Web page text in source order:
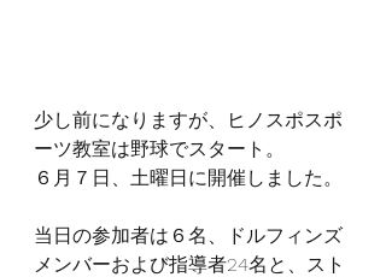
少し前になりますが、ヒノスポスポ
ーツ教室は野球でスタート。
６月７日、土曜日に開催しました。
当日の参加者は６名、ドルフィンズ
メンバーおよび指導者24名と、スト